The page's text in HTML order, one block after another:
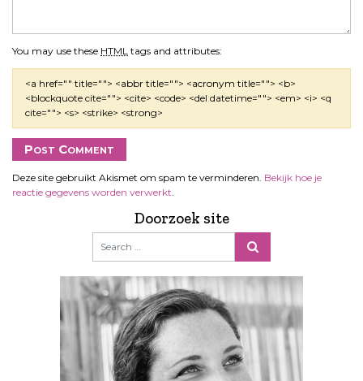
You may use these HTML tags and attributes:
<a href="" title=""> <abbr title=""> <acronym title=""> <b>
<blockquote cite=""> <cite> <code> <del datetime=""> <em> <i> <q
cite=""> <s> <strike> <strong>
Deze site gebruikt Akismet om spam te verminderen. Bekijk hoe je
reactie gegevens worden verwerkt
Doorzoek site